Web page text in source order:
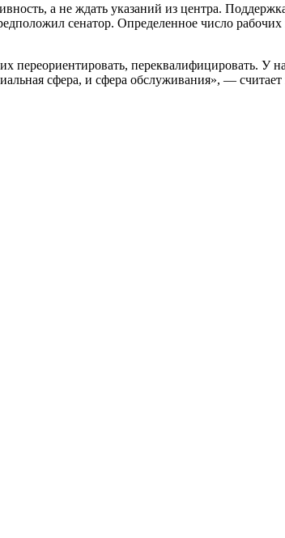
а не ждать указаний из центра.
сенатор. Определенное число
переквалифицировать. У
сфера, и сфера обслуживания», — считает